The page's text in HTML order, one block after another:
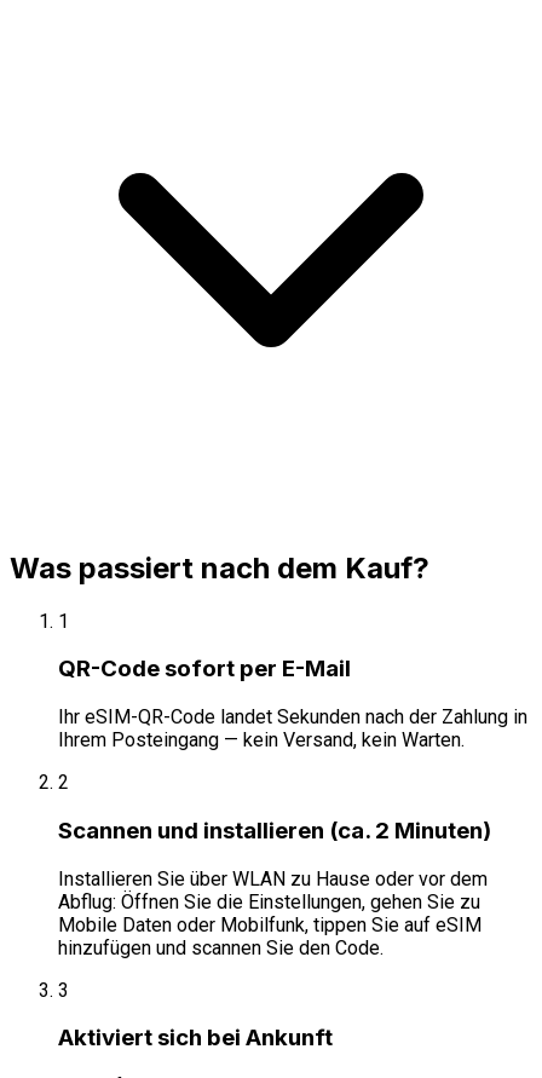
Was passiert nach dem Kauf?
1
QR-Code sofort per E-Mail
Ihr eSIM-QR-Code landet Sekunden nach der Zahlung in
Ihrem Posteingang — kein Versand, kein Warten.
2
Scannen und installieren (ca. 2 Minuten)
Installieren Sie über WLAN zu Hause oder vor dem
Abflug: Öffnen Sie die Einstellungen, gehen Sie zu
Mobile Daten oder Mobilfunk, tippen Sie auf eSIM
hinzufügen und scannen Sie den Code.
3
Aktiviert sich bei Ankunft